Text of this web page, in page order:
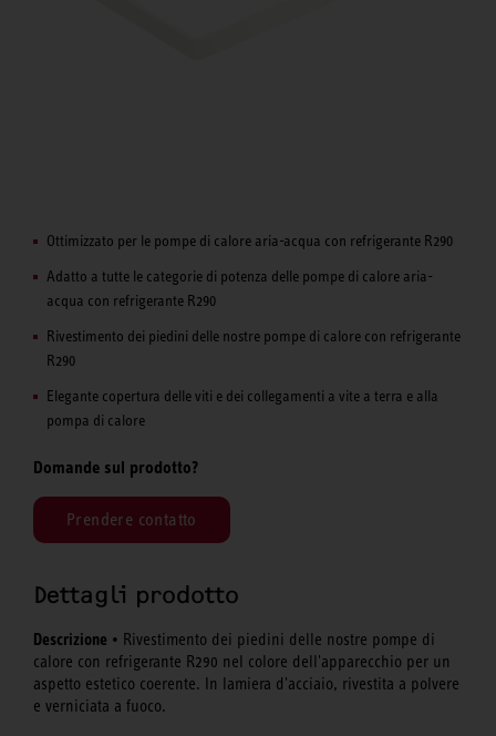
Ottimizzato per le pompe di calore aria-acqua con refrigerante R290
Adatto a tutte le categorie di potenza delle pompe di calore aria-
acqua con refrigerante R290
Rivestimento dei piedini delle nostre pompe di calore con refrigerante
R290
Elegante copertura delle viti e dei collegamenti a vite a terra e alla
pompa di calore
Domande sul prodotto?
Prendere contatto
Dettagli prodotto
Descrizione • Rivestimento dei piedini delle nostre pompe di
calore con refrigerante R290 nel colore dell'apparecchio per un
aspetto estetico coerente. In lamiera d'acciaio, rivestita a polvere
e verniciata a fuoco.